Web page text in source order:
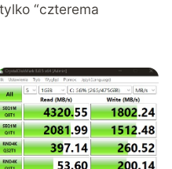
“czterema